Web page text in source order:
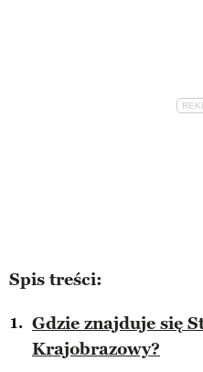
Spis treści:
Gdzie znajduje się
Krajobrazowy?